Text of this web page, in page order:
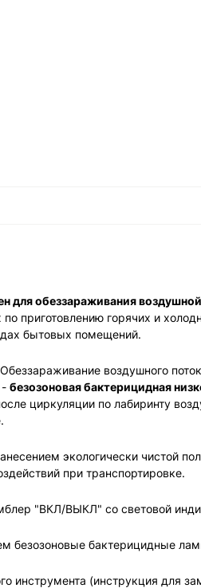
для обеззараживания
приготовлению горячих и
бытовых помещений.
Обеззараживание воздушного
- безозоновая бактерицидная
циркуляции по лабиринту
экологически чистой
при транспортировке.
"ВКЛ/ВЫКЛ" со световой
безозоновые бактерицидные
инструмента (инструкция для